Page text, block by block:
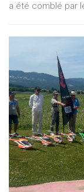
a été comblé par